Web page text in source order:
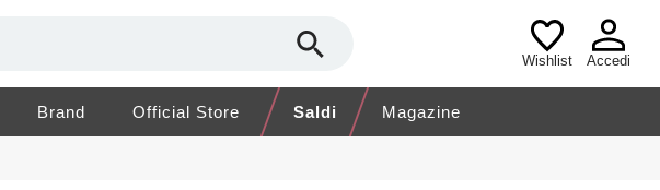
Wishlist Accedi
Brand Official Store Saldi Magazine